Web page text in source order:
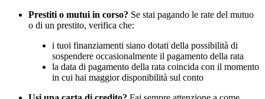
Prestiti o mutui in corso? Se stai pagando le rate del mutuo
o di un prestito, verifica che:
i tuoi finanziamenti siano dotati della possibilità di
sospendere occasionalmente il pagamento della rata
la data di pagamento della rata coincida con il momento
in cui hai maggior disponibilità sul conto